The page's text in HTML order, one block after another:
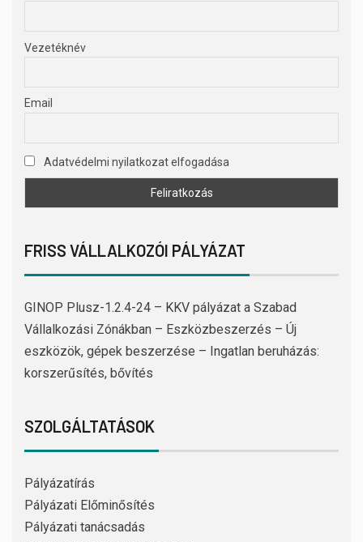
Vezetéknév
Email
Adatvédelmi nyilatkozat elfogadása
FRISS VÁLLALKOZÓI PÁLYÁZAT
GINOP Plusz-1.2.4-24 – KKV pályázat a Szabad
Vállalkozási Zónákban – Eszközbeszerzés – Új
eszközök, gépek beszerzése – Ingatlan beruházás:
korszerűsítés, bővítés
SZOLGÁLTATÁSOK
Pályázatírás
Pályázati Előminősítés
Pályázati tanácsadás